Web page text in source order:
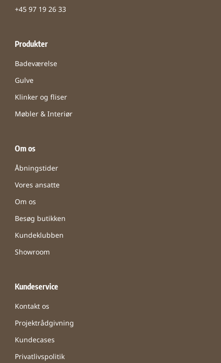
+45 97 19 26 33
Produkter
Badeværelse
Gulve
Klinker og fliser
Møbler & Interiør
Om os
Åbningstider
Vores ansatte
Om os
Besøg butikken
Kundeklubben
Showroom
Kundeservice
Kontakt os
Projektrådgivning
Kundecases
Privatlivspolitik